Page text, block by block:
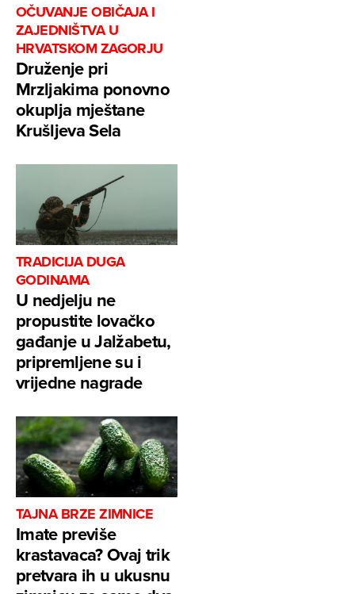
OČUVANJE OBIČAJA I
ZAJEDNIŠTVA U
HRVATSKOM ZAGORJU
Druženje pri
Mrzljakima ponovno
okuplja mještane
Krušljeva Sela
TRADICIJA DUGA
GODINAMA
U nedjelju ne
propustite lovačko
gađanje u Jalžabetu,
pripremljene su i
vrijedne nagrade
TAJNA BRZE ZIMNICE
Imate previše
krastavaca? Ovaj trik
pretvara ih u ukusnu